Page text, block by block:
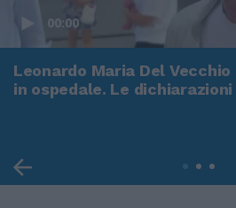
00:00
Leonardo Maria Del
in ospedale. Le